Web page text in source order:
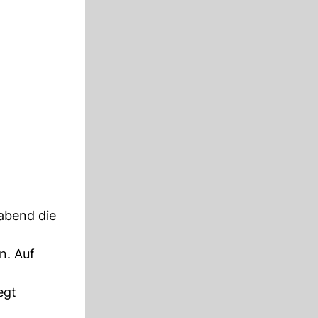
die
Auf